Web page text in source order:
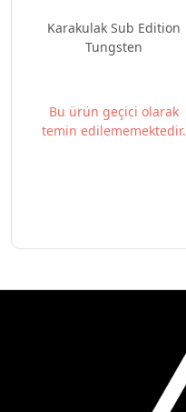
Karakulak Sub Edition
Tungsten
Bu ürün geçici olarak
temin edilememektedir.